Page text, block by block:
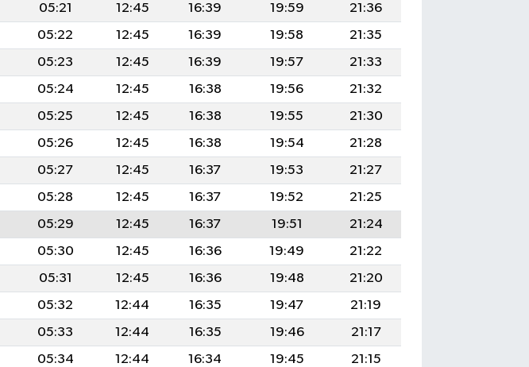
05:21 12:45 16:39 19:59
21:36
05:22 12:45 16:39 19:58
21:35
05:23 12:45 16:39 19:57
21:33
05:24 12:45 16:38 19:56
21:32
05:25 12:45 16:38 19:55
21:30
05:26 12:45 16:38 19:54
21:28
05:27 12:45 16:37 19:53
21:27
05:28 12:45 16:37 19:52
21:25
05:29 12:45 16:37 19:51
21:24
05:30 12:45 16:36 19:49
21:22
05:31 12:45 16:36 19:48
21:20
05:32 12:44 16:35 19:47
21:19
05:33 12:44 16:35 19:46
21:17
05:34 12:44 16:34 19:45
21:15